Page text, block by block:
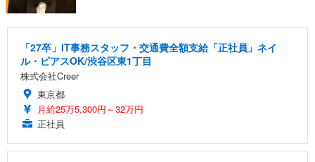
「27卒」IT事務スタッフ・交通費全額支給「正社員」ネイ
ル・ピアスOK/渋谷区東1丁目
株式会社Creer
東京都
月給25万5,300円～32万円
正社員